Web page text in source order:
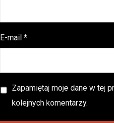
E-mail *
Zapamiętaj moje dane w tej
kolejnych komentarzy.